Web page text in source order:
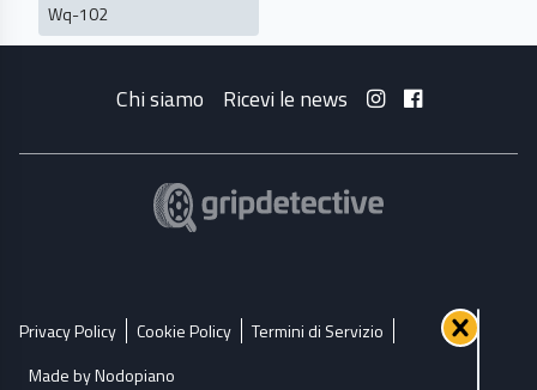
Wq-102
Chi siamo Ricevi le news
Privacy Policy Cookie Policy
Termini di Servizio
Made by Nodopiano